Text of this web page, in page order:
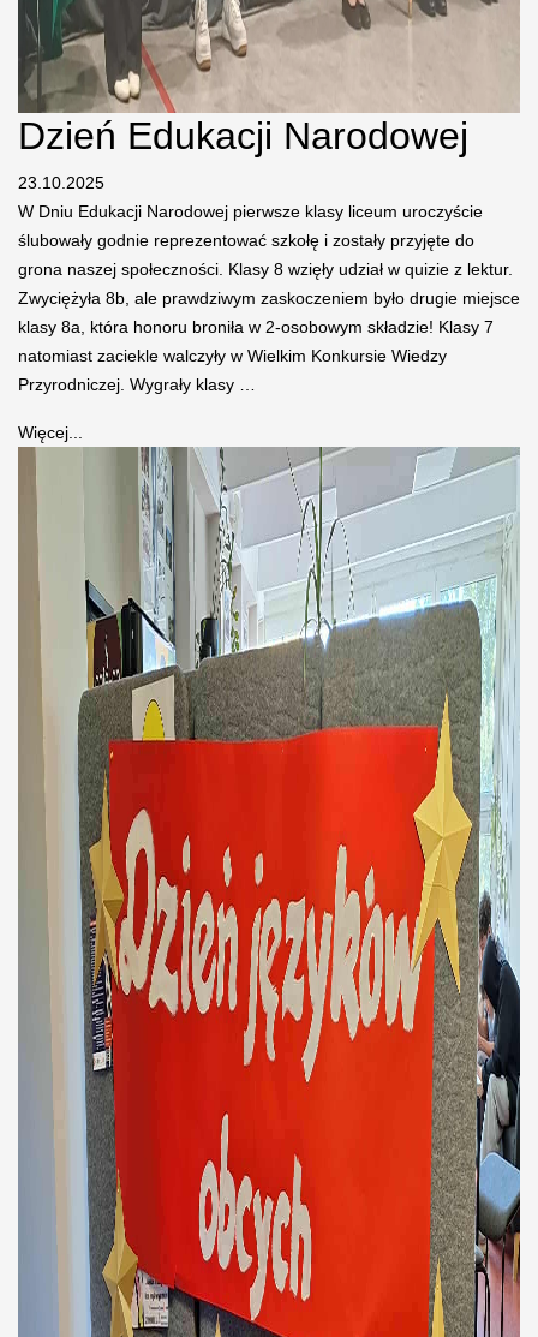
Dzień Edukacji Narodowej
23.10.2025
W Dniu Edukacji Narodowej pierwsze klasy liceum uroczyście
ślubowały godnie reprezentować szkołę i zostały przyjęte do
grona naszej społeczności. Klasy 8 wzięły udział w quizie z lektur.
Zwyciężyła 8b, ale prawdziwym zaskoczeniem było drugie miejsce
klasy 8a, która honoru broniła w 2-osobowym składzie! Klasy 7
natomiast zaciekle walczyły w Wielkim Konkursie Wiedzy
Przyrodniczej. Wygrały klasy …
Więcej...
Strefa ucznia Strefa rodzica